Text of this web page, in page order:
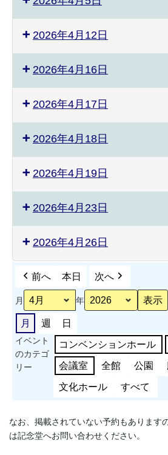
2026年4月12日
2026年4月16日
2026年4月17日
2026年4月18日
2026年4月19日
2026年4月23日
2026年4月26日
前へ 本日 次へ
月 年
月 週 日
イベント
のカテゴ
リー
コンベンションホール
会議室 全館 公園
文化ホール すべて
なお、掲載されていない予約もあります
は記念堂へお問い合わせください。